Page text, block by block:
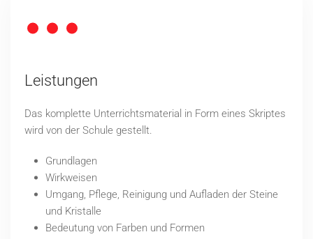
Leistungen
Das komplette Unterrichtsmaterial in Form eines Skriptes
wird von der Schule gestellt.
Grundlagen
Wirkweisen
Umgang, Pflege, Reinigung und Aufladen der Steine
und Kristalle
Bedeutung von Farben und Formen